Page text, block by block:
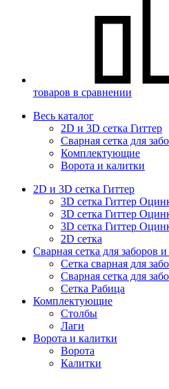
товаров в сравнении
Весь каталог
2D и 3D сетка Гиттер
Сварная сетка для
Комплектующие
Ворота и калитки
2D и 3D сетка Гиттер
3D сетка Гиттер
3D сетка Гиттер
3D сетка Гиттер
2D сетка
Сварная сетка для заборов
Сетка сварная для
Сварная сетка для
Сетка Рабица
Комплектующие
Столбы
Лаги
Ворота и калитки
Ворота
Калитки